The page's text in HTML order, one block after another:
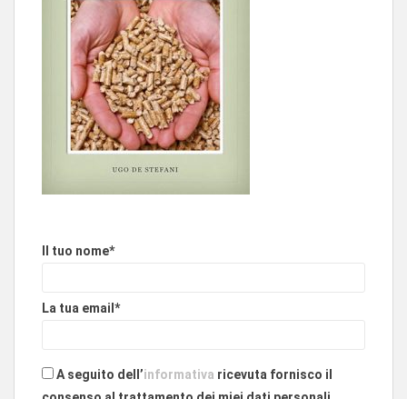
Il tuo nome*
La tua email*
A seguito dell’informativa ricevuta fornisco il